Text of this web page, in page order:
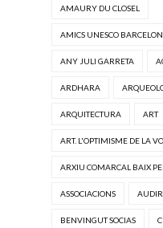
AMAURY DU CLOSEL
AMICS UNESCO
ANY JULI GARRETA
ARDHARA
ARQUITECTURA ART
ART. L'OPTIMISME DE LA
ARXIU COMARCAL BAIX
ASSOCIACIONS AUDIR
BENVINGUT SOCIAS